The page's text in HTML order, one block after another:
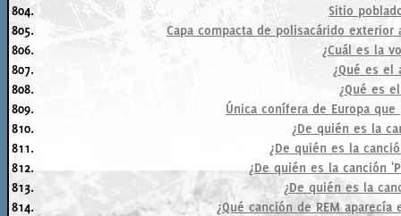
804.
Sitio
805.
Capa compacta de polisacárido
806.
¿Cuál es la
807.
¿Qué es el
808.
¿Qué es
809.
Única conífera de Europa
810.
¿De quién es la
811.
¿De quién es la
812.
¿De quién es la canción
813.
¿De quién es la
814.
¿Qué canción de REM aparecía